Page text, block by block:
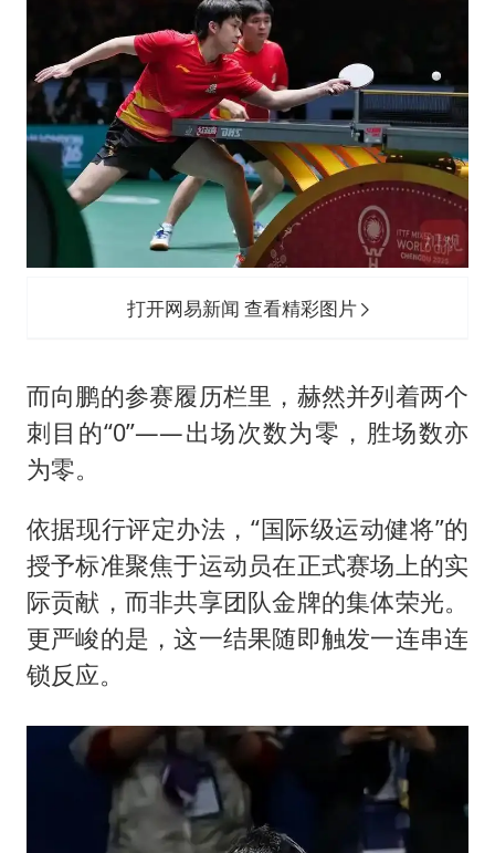
打开网易新闻 查看精彩图片
而向鹏的参赛履历栏里，赫然并列着两个
刺目的“0”——出场次数为零，胜场数亦
为零。
依据现行评定办法，“国际级运动健将”的
授予标准聚焦于运动员在正式赛场上的实
际贡献，而非共享团队金牌的集体荣光。
更严峻的是，这一结果随即触发一连串连
锁反应。